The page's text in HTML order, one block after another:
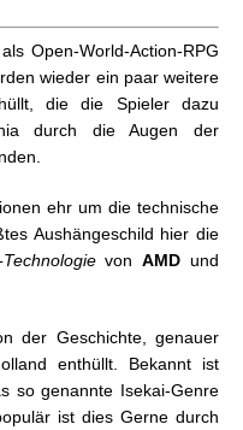
, als Open-World-Action-RPG
wieder ein paar weitere
die die Spieler dazu
durch die Augen der
ehr um die technische
Aushängeschild hier die
vonAMD und
der Geschichte, genauer
enthüllt. Bekannt ist
so genannte Isekai-Genre
ist dies Gerne durch